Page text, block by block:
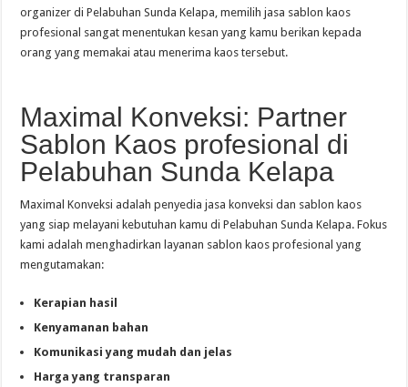
organizer di Pelabuhan Sunda Kelapa, memilih jasa sablon kaos
profesional sangat menentukan kesan yang kamu berikan kepada
orang yang memakai atau menerima kaos tersebut.
Maximal Konveksi: Partner
Sablon Kaos profesional di
Pelabuhan Sunda Kelapa
Maximal Konveksi adalah penyedia jasa konveksi dan sablon kaos
yang siap melayani kebutuhan kamu di Pelabuhan Sunda Kelapa. Fokus
kami adalah menghadirkan layanan sablon kaos profesional yang
mengutamakan:
Kerapian hasil
Kenyamanan bahan
Komunikasi yang mudah dan jelas
Harga yang transparan